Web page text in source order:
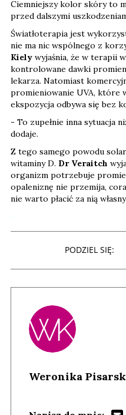
Ciemniejszy kolor skóry to
przed dalszymi
Światłoterapia jest
nie ma nic wspólnego z
Kiely wyjaśnia, że w terapii
kontrolowane dawki
lekarza. Natomiast
promieniowanie UVA, które
ekspozycja odbywa się bez
- To zupełnie inna sytuacja
dodaje.
Z tego samego powodu
witaminy D. Dr Veraitch
organizm potrzebuje
opaleniznę nie przemija,
nie warto płacić za nią
PODZIEL SIĘ:
Weronika